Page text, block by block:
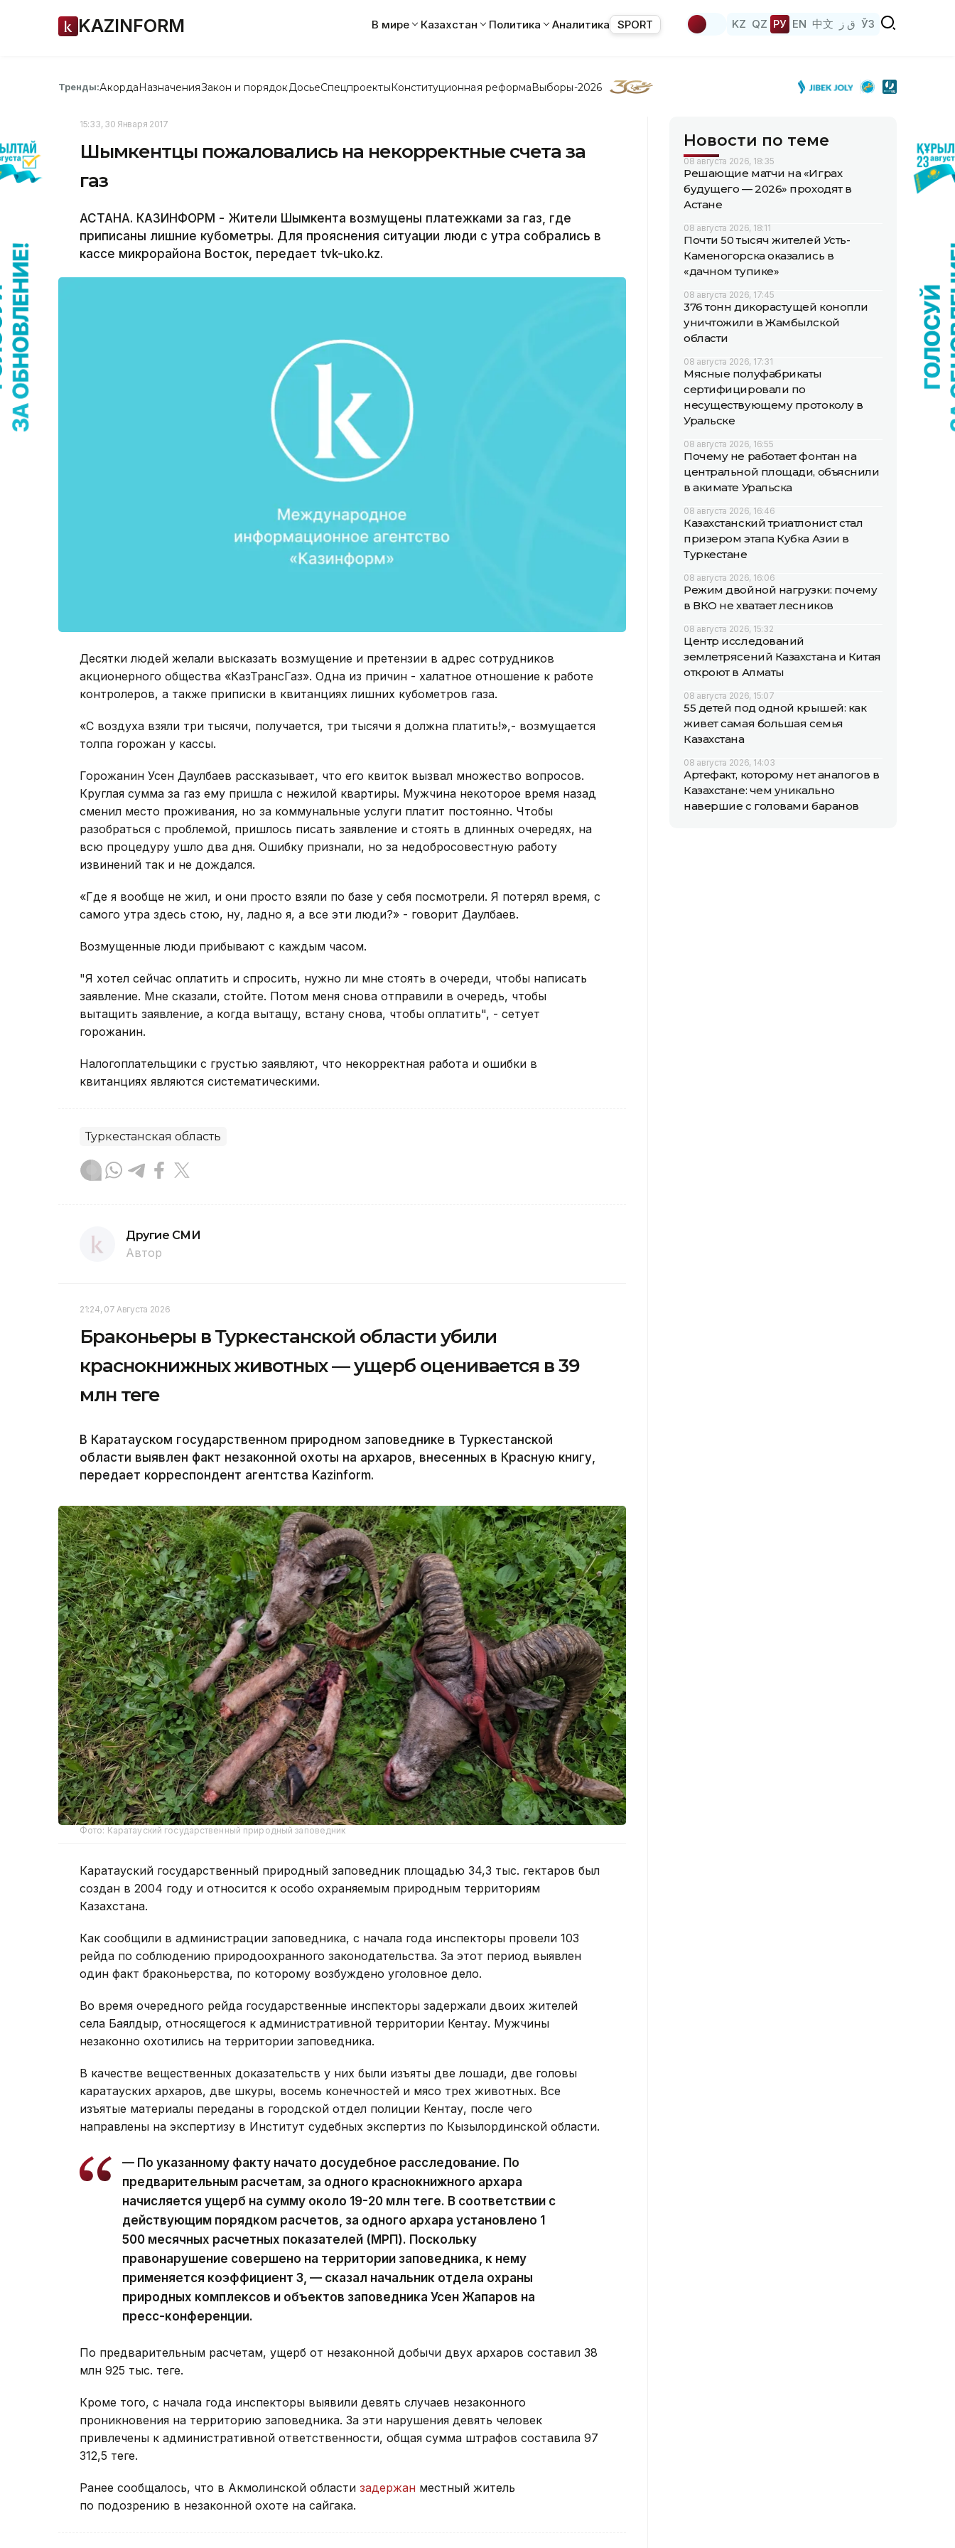
KAZINFORM В мире Казахстан Политика Аналитика SPORT KZ QZ РУ EN 中文 ق ز ЎЗ
Тренды:АкордаНазначенияЗакон и порядок ДосьеСпецпроектыКонституционная реформаВыборы-2026
15:33, 30 Января 2017
Шымкентцы пожаловались на некорректные счета за
газ
АСТАНА. КАЗИНФОРМ - Жители Шымкента возмущены платежками за газ, где
приписаны лишние кубометры. Для прояснения ситуации люди с утра собрались в
кассе микрорайона Восток, передает tvk-uko.kz.
Десятки людей желали высказать возмущение и претензии в адрес сотрудников
акционерного общества «КазТрансГаз». Одна из причин - халатное отношение к работе
контролеров, а также приписки в квитанциях лишних кубометров газа.
«С воздуха взяли три тысячи, получается, три тысячи я должна платить!»,- возмущается
толпа горожан у кассы.
Горожанин Усен Даулбаев рассказывает, что его квиток вызвал множество вопросов.
Круглая сумма за газ ему пришла с нежилой квартиры. Мужчина некоторое время назад
сменил место проживания, но за коммунальные услуги платит постоянно. Чтобы
разобраться с проблемой, пришлось писать заявление и стоять в длинных очередях, на
всю процедуру ушло два дня. Ошибку признали, но за недобросовестную работу
извинений так и не дождался.
«Где я вообще не жил, и они просто взяли по базе у себя посмотрели. Я потерял время, с
самого утра здесь стою, ну, ладно я, а все эти люди?» - говорит Даулбаев.
Возмущенные люди прибывают с каждым часом.
"Я хотел сейчас оплатить и спросить, нужно ли мне стоять в очереди, чтобы написать
заявление. Мне сказали, стойте. Потом меня снова отправили в очередь, чтобы
вытащить заявление, а когда вытащу, встану снова, чтобы оплатить", - сетует
горожанин.
Налогоплательщики с грустью заявляют, что некорректная работа и ошибки в
квитанциях являются систематическими.
Туркестанская область
Другие СМИ
Автор
21:24, 07 Августа 2026
Браконьеры в Туркестанской области убили
краснокнижных животных — ущерб оценивается в 39
млн теңге
В Каратауском государственном природном заповеднике в Туркестанской
области выявлен факт незаконной охоты на архаров, внесенных в Красную книгу,
передает корреспондент агентства Kazinform.
Фото: Каратауский государственный природный заповедник
Каратауский государственный природный заповедник площадью 34,3 тыс. гектаров был
создан в 2004 году и относится к особо охраняемым природным территориям
Казахстана.
Как сообщили в администрации заповедника, с начала года инспекторы провели 103
рейда по соблюдению природоохранного законодательства. За этот период выявлен
один факт браконьерства, по которому возбуждено уголовное дело.
Во время очередного рейда государственные инспекторы задержали двоих жителей
села Баялдыр, относящегося к административной территории Кентау. Мужчины
незаконно охотились на территории заповедника.
В качестве вещественных доказательств у них были изъяты две лошади, две головы
каратауских архаров, две шкуры, восемь конечностей и мясо трех животных. Все
изъятые материалы переданы в городской отдел полиции Кентау, после чего
направлены на экспертизу в Институт судебных экспертиз по Кызылординской области.
— По указанному факту начато досудебное расследование. По
предварительным расчетам, за одного краснокнижного архара
начисляется ущерб на сумму около 19-20 млн теңге. В соответствии с
действующим порядком расчетов, за одного архара установлено 1
500 месячных расчетных показателей (МРП). Поскольку
правонарушение совершено на территории заповедника, к нему
применяется коэффициент 3, — сказал начальник отдела охраны
природных комплексов и объектов заповедника Усен Жапаров на
пресс-конференции.
По предварительным расчетам, ущерб от незаконной добычи двух архаров составил 38
млн 925 тыс. теңге.
Кроме того, с начала года инспекторы выявили девять случаев незаконного
проникновения на территорию заповедника. За эти нарушения девять человек
привлечены к административной ответственности, общая сумма штрафов составила 97
312,5 теңге.
Ранее сообщалось, что в Акмолинской области задержан местный житель
по подозрению в незаконной охоте на сайгака.
Новости по теме
08 августа 2026, 18:35
Решающие матчи на «Играх
будущего — 2026» проходят в
Астане
08 августа 2026, 18:11
Почти 50 тысяч жителей Усть-
Каменогорска оказались в
«дачном тупике»
08 августа 2026, 17:45
376 тонн дикорастущей конопли
уничтожили в Жамбылской
области
08 августа 2026, 17:31
Мясные полуфабрикаты
сертифицировали по
несуществующему протоколу в
Уральске
08 августа 2026, 16:55
Почему не работает фонтан на
центральной площади, объяснили
в акимате Уральска
08 августа 2026, 16:46
Казахстанский триатлонист стал
призером этапа Кубка Азии в
Туркестане
08 августа 2026, 16:06
Режим двойной нагрузки: почему
в ВКО не хватает лесников
08 августа 2026, 15:32
Центр исследований
землетрясений Казахстана и Китая
откроют в Алматы
08 августа 2026, 15:07
55 детей под одной крышей: как
живет самая большая семья
Казахстана
08 августа 2026, 14:03
Артефакт, которому нет аналогов в
Казахстане: чем уникально
навершие с головами баранов